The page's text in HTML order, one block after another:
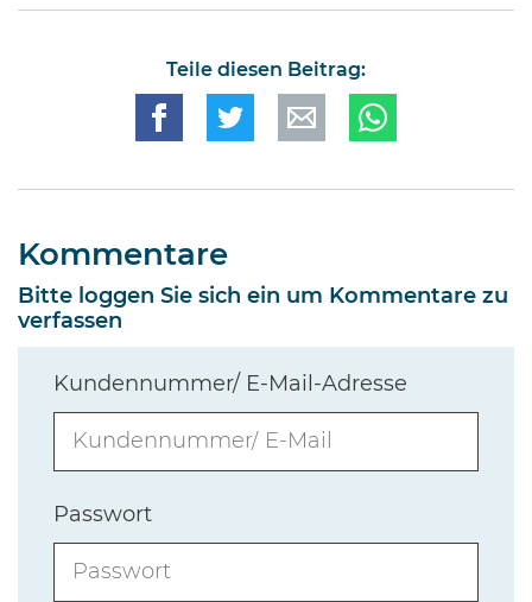
Teile diesen Beitrag:
Kommentare
Bitte loggen Sie sich ein um Kommentare zu
verfassen
Kundennummer/ E-Mail-Adresse
Passwort